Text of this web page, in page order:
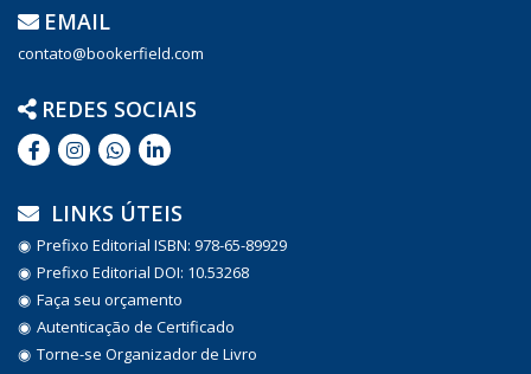
EMAIL
contato@bookerfield.com
REDES SOCIAIS
LINKS ÚTEIS
Prefixo Editorial ISBN: 978-65-89929
Prefixo Editorial DOI: 10.53268
Faça seu orçamento
Autenticação de Certificado
Torne-se Organizador de Livro